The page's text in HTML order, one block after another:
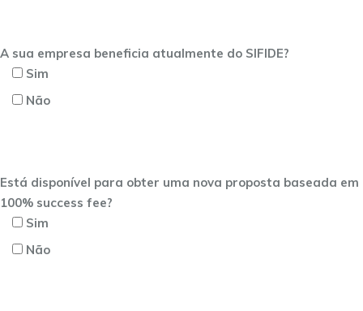
A sua empresa beneficia atualmente do SIFIDE?
Sim
Não
Está disponível para obter uma nova proposta baseada em
100% success fee?
Sim
Não